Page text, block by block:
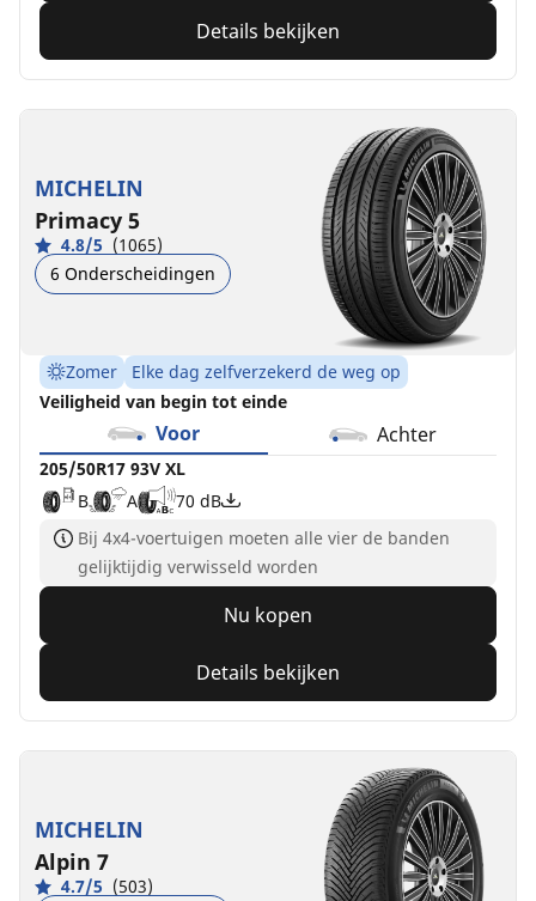
Details bekijken
MICHELIN
Primacy 5
4.8/5 (1065)
6 Onderscheidingen
Zomer
Elke dag zelfverzekerd de weg op
Veiligheid van begin tot einde
Voor Achter
205/50R17 93V XL
B
A
70 dB
Bij 4x4-voertuigen moeten alle vier de banden
gelijktijdig verwisseld worden
Nu kopen
Details bekijken
MICHELIN
Alpin 7
4.7/5 (503)